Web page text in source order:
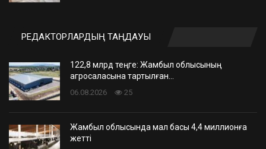
РЕДАКТОРЛАРДЫҢ ТАҢДАУЫ
122,8 млрд теңге: Жамбыл облысының
агросаласына тартылған…
06.08.2026 25
Жамбыл облысында мал басы 4,4 миллионға
жетті